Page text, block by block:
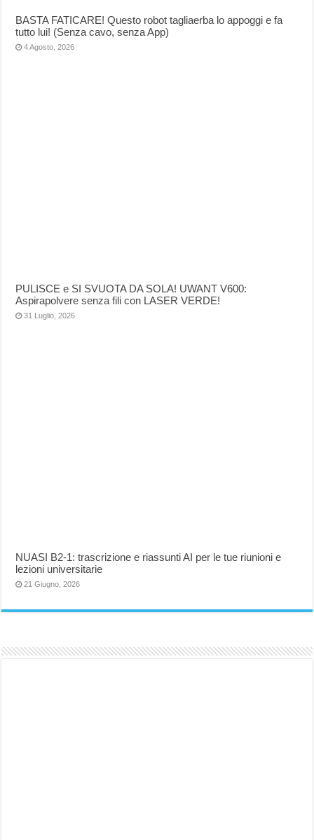
BASTA FATICARE! Questo robot tagliaerba lo appoggi e fa
tutto lui! (Senza cavo, senza App)
4 Agosto, 2026
PULISCE e SI SVUOTA DA SOLA! UWANT V600:
Aspirapolvere senza fili con LASER VERDE!
31 Luglio, 2026
NUASI B2-1: trascrizione e riassunti AI per le tue riunioni e
lezioni universitarie
21 Giugno, 2026